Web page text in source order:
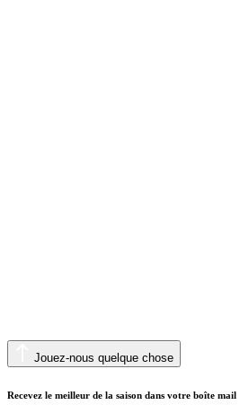
Jouez-nous quelque chose
Recevez le meilleur de la saison dans votre boîte mail